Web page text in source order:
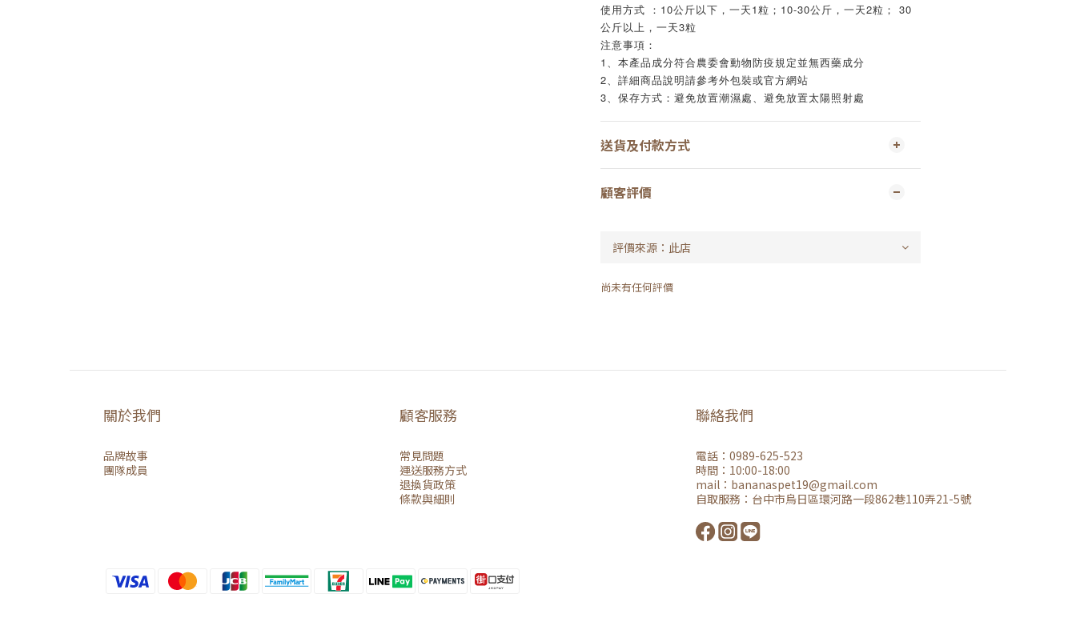
使用方式 ：10公斤以下，一天1粒；10-30公斤，一天2粒； 30
公斤以上，一天3粒
注意事項：
1、本產品成分符合農委會動物防疫規定並無西藥成分
2、詳細商品說明請參考外包裝或官方網站
3、保存方式：避免放置潮濕處、避免放置太陽照射處
送貨及付款方式
顧客評價
尚未有任何評價
關於我們
品牌故事
團隊成員
顧客服務
常見問題
運送服務方式
退換貨政策
條款與細則
聯絡我們
電話：0989-625-523
時間：10:00-18:00
mail： bananaspet19@gmail.com
自取服務： 台中市烏日區環河路一段862巷110弄21-5號